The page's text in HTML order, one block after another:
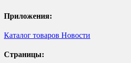
Приложения:
Каталог товаров Новости
Страницы: